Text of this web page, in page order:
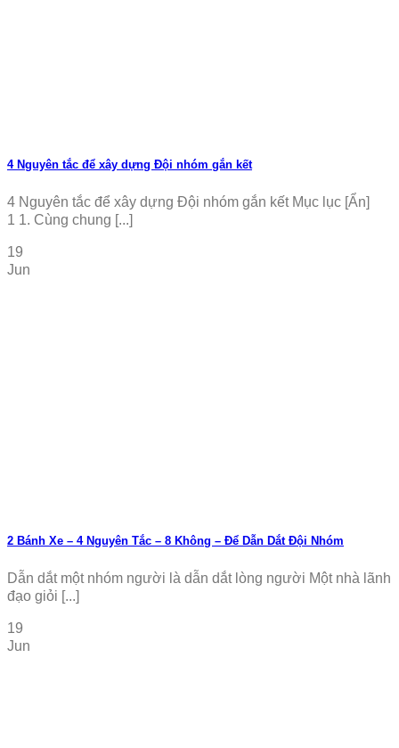
4 Nguyên tắc để xây dựng Đội nhóm gắn kết
4 Nguyên tắc để xây dựng Đội nhóm gắn kết Mục lục [Ẩn]
1 1. Cùng chung [...]
19
Jun
2 Bánh Xe – 4 Nguyên Tắc – 8 Không – Để Dẫn Dắt Đội Nhóm
Dẫn dắt một nhóm người là dẫn dắt lòng người Một nhà lãnh
đạo giỏi [...]
19
Jun